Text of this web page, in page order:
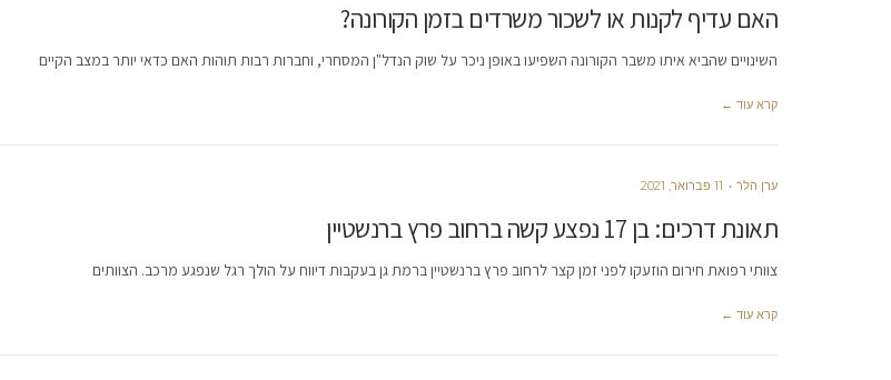
האם עדיף לקנות או לשכור משרדים בזמן הקורונה?
השינויים שהביא איתו משבר הקורונה השפיעו באופן ניכר על שוק הנדל"ן המסחרי, וחברות רבות תוהות האם כדאי יותר במצב הקיים
קרא עוד ←
ערן הלר 11 פברואר, 2021
תאונת דרכים: בן 17 נפצע קשה ברחוב פרץ ברנשטיין
צוותי רפואת חירום הוזעקו לפני זמן קצר לרחוב פרץ ברנשטיין ברמת גן בעקבות דיווח על הולך רגל שנפגע מרכב. הצוותים
קרא עוד ←